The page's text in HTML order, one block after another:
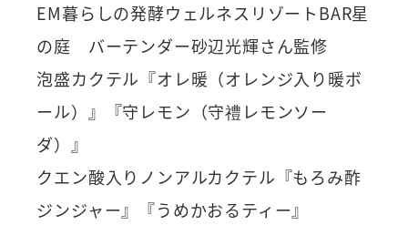
EM暮らしの発酵ウェルネスリゾートBAR星
の庭 バーテンダー砂辺光輝さん監修
泡盛カクテル『オレ暖（オレンジ入り暖ボ
ール）』『守レモン（守禮レモンソー
ダ）』
クエン酸入りノンアルカクテル『もろみ酢
ジンジャー』『うめかおるティー』